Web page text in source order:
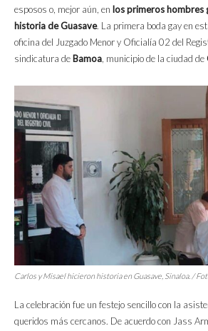
esposos o, mejor aún, en los primeros hombres
historia de Guasave. La primera boda gay en
oficina del Juzgado Menor y Oficialía 02 del
sindicatura de Bamoa, municipio de la ciudad de
Carlos y Misael hicieron historia en Guasave, Sinaloa. /
La celebración fue un festejo sencillo con la
queridos más cercanos. De acuerdo con Jass